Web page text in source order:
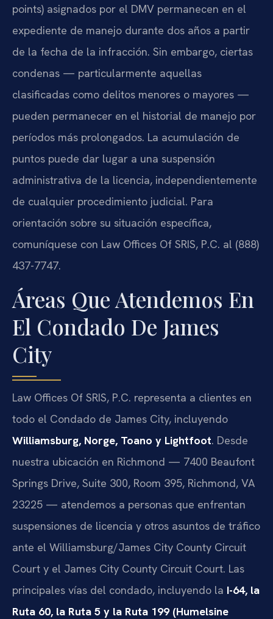
points) asignados por el DMV permanecen en el
expediente de manejo durante dos años a partir
de la fecha de la infracción. Sin embargo, ciertas
condenas — particularmente aquellas
clasificadas como delitos menores o mayores —
pueden permanecer en el historial de manejo por
períodos más prolongados. La acumulación de
puntos puede dar lugar a una suspensión
administrativa de la licencia, independientemente
de cualquier procedimiento judicial. Para
orientación sobre su situación específica,
comuníquese con Law Offices Of SRIS, P.C. al (888)
437-7747.
Áreas Que Atendemos En
El Condado De James
City
Law Offices Of SRIS, P.C. representa a clientes en
todo el Condado de James City, incluyendo
Williamsburg, Norge, Toano y Lightfoot. Desde
nuestra ubicación en Richmond — 7400 Beaufont
Springs Drive, Suite 300, Room 395, Richmond, VA
23225 — atendemos a personas que enfrentan
suspensiones de licencia y otros asuntos de tráfico
ante el Williamsburg/James City County Circuit
Court y el James City County Circuit Court. Las
principales vías del condado, incluyendo la I-64, la
Ruta 60, la Ruta 5 y la Ruta 199 (Humelsine